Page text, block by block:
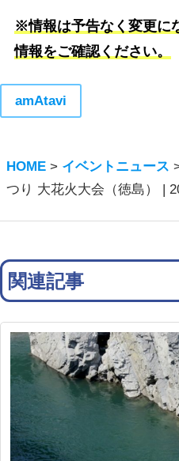
※情報は予告なく変更に
情報をご確認ください。
amAtavi
HOME > イベントニュース
つり 大花火大会（徳島） |
関連記事